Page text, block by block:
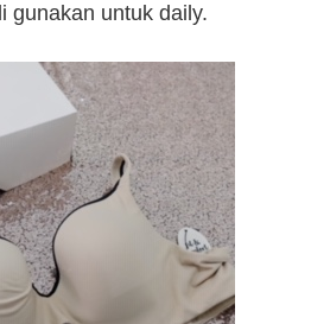
gunakan untuk daily.